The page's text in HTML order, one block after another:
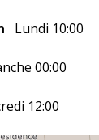
Lundi 10:00
00:00
12:00